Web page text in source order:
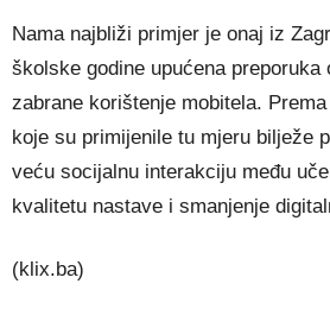
Nama najbliži primjer je onaj iz
školske godine upućena preporuka
zabrane korištenje mobitela.
koje su primijenile tu mjeru bilježe
veću socijalnu interakciju među
kvalitetu nastave i smanjenje
(klix.ba)